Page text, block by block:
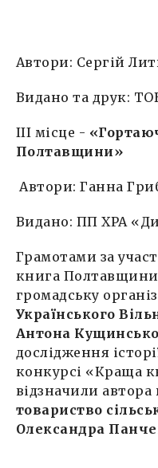
Автори: Сергій
Видано та друк:
IІI місце -
Полтавщини»
Автори: Ганна
Видано: ПП ХРА
Грамотами за
книга Полтавщини
громадську
Українського
Антона
дослідження
конкурсі «Краща
відзначили
товариство
Олександра